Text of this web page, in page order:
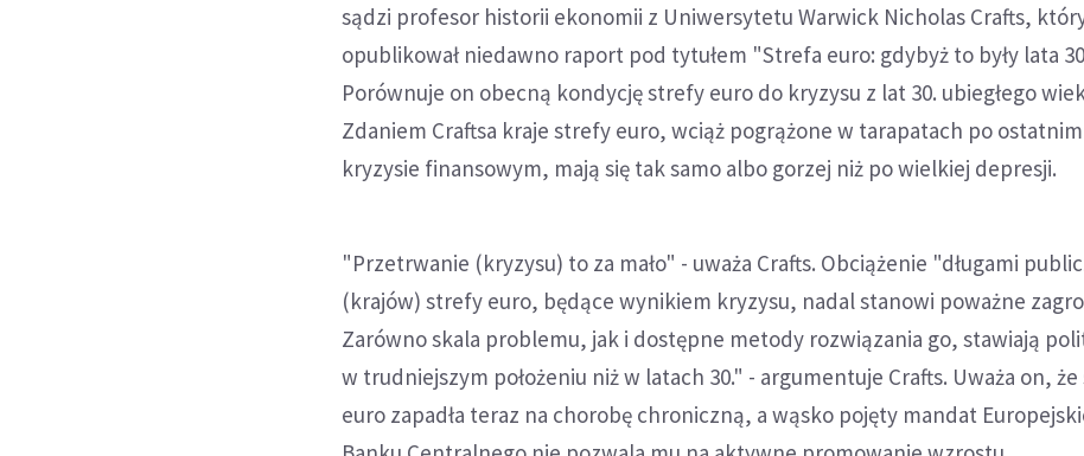
sądzi profesor historii ekonomii z Uniwersytetu Warwick Nicholas Crafts,
opublikował niedawno raport pod tytułem "Strefa euro: gdybyż to były lata
Porównuje on obecną kondycję strefy euro do kryzysu z lat 30. ubiegłego
Zdaniem Craftsa kraje strefy euro, wciąż pogrążone w tarapatach po ostatnim
kryzysie finansowym, mają się tak samo albo gorzej niż po wielkiej depresji.
"Przetrwanie (kryzysu) to za mało" - uważa Crafts. Obciążenie "długami
(krajów) strefy euro, będące wynikiem kryzysu, nadal stanowi poważne
Zarówno skala problemu, jak i dostępne metody rozwiązania go, stawiają
w trudniejszym położeniu niż w latach 30." - argumentuje Crafts. Uważa on,
euro zapadła teraz na chorobę chroniczną, a wąsko pojęty mandat